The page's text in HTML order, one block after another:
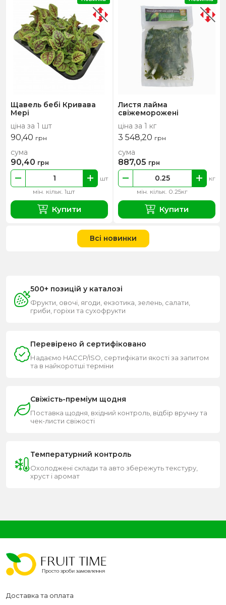
Щавель бебі Кривава
Мері
ціна за 1 шт
90,40 грн
мін. кільк. 1шт
шт
сума
90,40 грн
Купити
Листя лайма
свіжеморожені
ціна за 1 кг
3 548,20 грн
мін. кільк. 0.25кг
кг
сума
887,05 грн
Купити
Всі новинки
500+ позицій у каталозі
Фрукти, овочі, ягоди, екзотика, зелень, салати,
гриби, горіхи та сухофрукти
Перевірено й сертифіковано
Надаємо HACCP/ISO, сертифікати якості за запитом
та в найкоротші терміни
Свіжість-преміум щодня
Поставка щодня, вхідний контроль, відбір вручну та
чек-листи свіжості
Температурний контроль
Охолоджені склади та авто збережуть текстуру,
хруст і аромат
Доставка та оплата